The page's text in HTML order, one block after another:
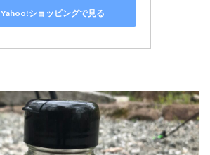
Yahoo!ショッピングで見る